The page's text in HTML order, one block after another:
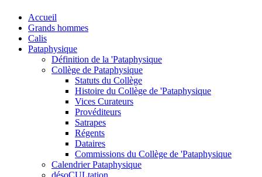
Accueil
Grands hommes
Calis
Pataphysique
Définition de la 'Pataphysique
Collège de Pataphysique
Statuts du Collège
Histoire du Collège de 'Pataphysique
Vices Curateurs
Provéditeurs
Satrapes
Régents
Dataires
Commissions du Collège de 'Pataphysique
Calendrier Pataphysique